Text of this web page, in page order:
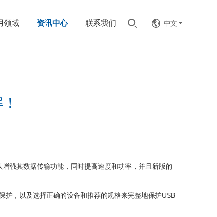
领域 资讯中心 联系我们 中文
其数据传输功能，同时提高速度和功率，并且新版的
，以及选择正确的设备和推荐的规格来完整地保护USB